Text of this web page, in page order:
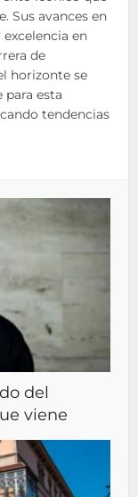
Sus avances en
en
de
horizonte se
esta
tendencias
del
viene